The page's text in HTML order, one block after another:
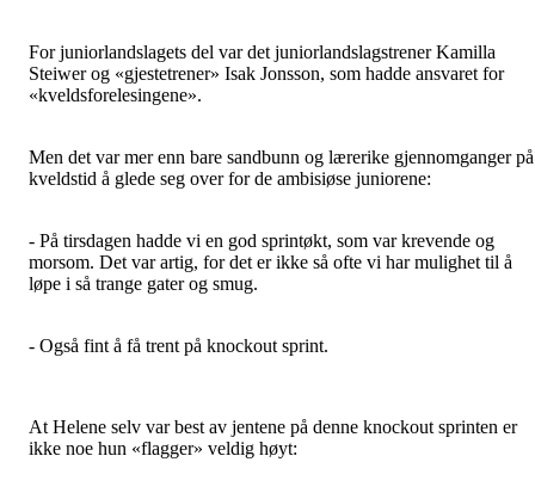
For juniorlandslagets del var det juniorlandslagstrener Kamilla
Steiwer og «gjestetrener» Isak Jonsson, som hadde ansvaret for
«kveldsforelesingene».
Men det var mer enn bare sandbunn og lærerike gjennomganger på
kveldstid å glede seg over for de ambisiøse juniorene:
- På tirsdagen hadde vi en god sprintøkt, som var krevende og
morsom. Det var artig, for det er ikke så ofte vi har mulighet til å
løpe i så trange gater og smug.
- Også fint å få trent på knockout sprint.
At Helene selv var best av jentene på denne knockout sprinten er
ikke noe hun «flagger» veldig høyt: